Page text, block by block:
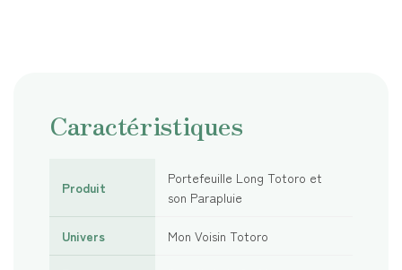
Caractéristiques
Produit
Portefeuille Long Totoro et
son Parapluie
Univers Mon Voisin Totoro